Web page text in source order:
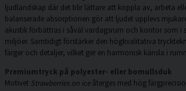
ljudlandskap där det blir lättare att koppla av, arbeta
balanserade absorptionen gör att ljudet upplevs
akustik förbättras i såväl vardagsrum och kontor som i
miljöer. Samtidigt förstärker den högkvalitativa
färger och detaljer, vilket ger en harmonisk känsla i
Premiumtryck på polyester- eller bomullsduk
Motivet Strawberries on iceåterges med hög